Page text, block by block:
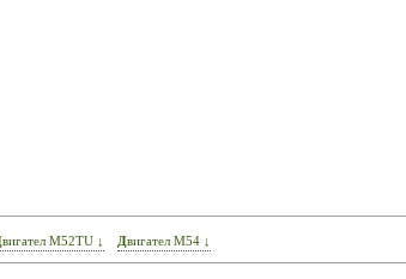
Двигател M52TU ↓ Двигател М54 ↓